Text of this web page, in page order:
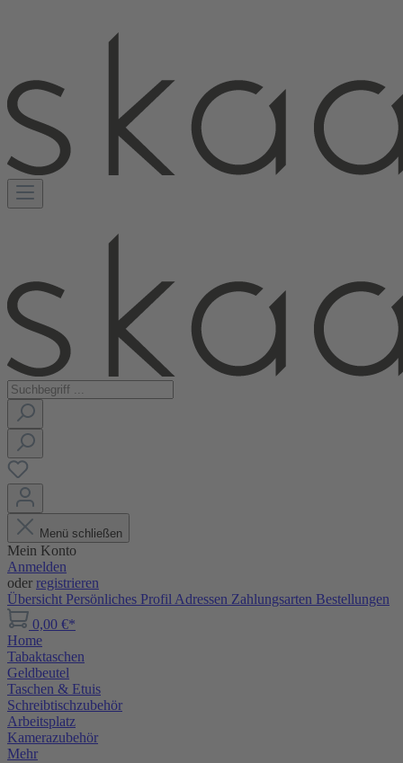
Menü schließen
Mein Konto
Anmelden
oder registrieren
Übersicht Persönliches Profil Adressen Zahlungsarten Bestellungen
0,00 €*
Home
Tabaktaschen
Geldbeutel
Taschen & Etuis
Schreibtischzubehör
Arbeitsplatz
Kamerazubehör
Mehr